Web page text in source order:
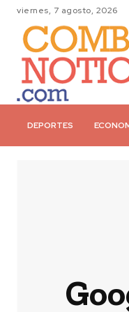
viernes, 7 agosto, 2026
DEPORTES